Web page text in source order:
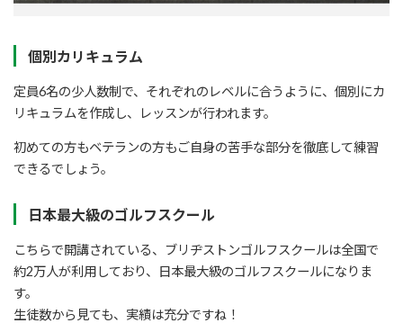
個別カリキュラム
定員6名の少人数制で、それぞれのレベルに合うように、個別にカ
リキュラムを作成し、レッスンが行われます。
初めての方もベテランの方もご自身の苦手な部分を徹底して練習
できるでしょう。
日本最大級のゴルフスクール
こちらで開講されている、ブリヂストンゴルフスクールは全国で
約2万人が利用しており、日本最大級のゴルフスクールになりま
す。
生徒数から見ても、実績は充分ですね！